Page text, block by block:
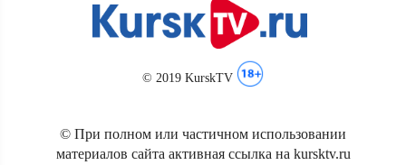
© 2019 KurskTV
© При полном или частичном использовании
материалов сайта активная ссылка на kursktv.ru